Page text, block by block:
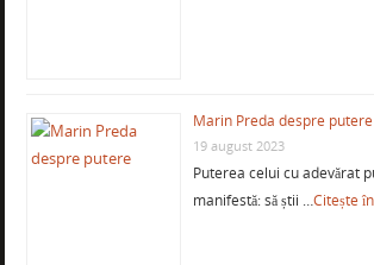
Marin Preda despre putere
19 august 2023
Puterea celui cu adevărat
manifestă: să știi …Citește